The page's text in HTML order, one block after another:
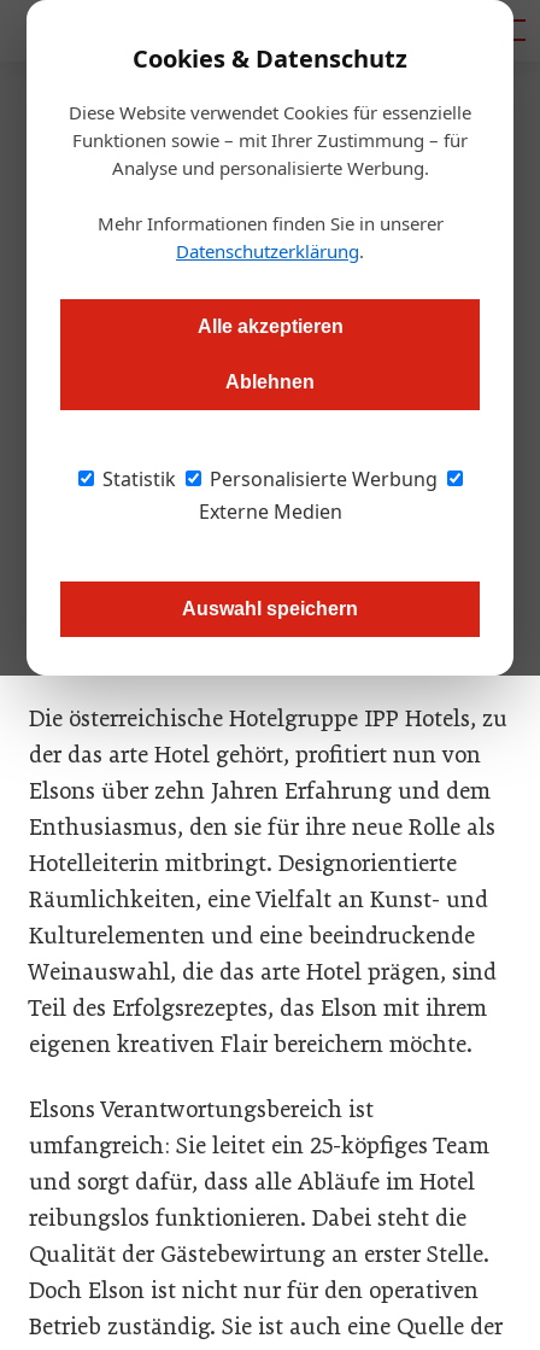
Cookies & Datenschutz
Diese Website verwendet Cookies für essenzielle
Funktionen sowie – mit Ihrer Zustimmung – für
Analyse und personalisierte Werbung.
Mehr Informationen finden Sie in unserer
Datenschutzerklärung.
Alle akzeptieren
Ablehnen
Statistik
Personalisierte Werbung
Externe Medien
Auswahl speichern
Startseite/Gastro & Hotel
Karriere
arte Hotel Kufstein: Laura
Elson übernimmt das Zepter
Ein frischer Wind weht durch die Mauern des arte Hotels:
Seit März 2023 ist die 29-jährige Deutsche
verschiedenen Hotels in Deutschland und
Tirol geschärft hat, die Leiterin des arte Hotel
Die österreichische Hotelgruppe IPP Hotels, zu
der das arte Hotel gehört, profitiert nun von
Elsons über zehn Jahren Erfahrung und dem
Enthusiasmus, den sie für ihre neue Rolle als
Hotelleiterin mitbringt. Designorientierte
Räumlichkeiten, eine Vielfalt an Kunst- und
Kulturelementen und eine beeindruckende
Weinauswahl, die das arte Hotel prägen, sind
Teil des Erfolgsrezeptes, das Elson mit ihrem
eigenen kreativen Flair bereichern möchte.
Elsons Verantwortungsbereich ist
umfangreich: Sie leitet ein 25-köpfiges Team
und sorgt dafür, dass alle Abläufe im Hotel
reibungslos funktionieren. Dabei steht die
Qualität der Gästebewirtung an erster Stelle.
Doch Elson ist nicht nur für den operativen
Betrieb zuständig. Sie ist auch eine Quelle der